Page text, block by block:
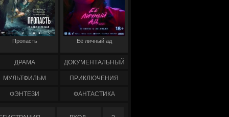
Пропасть Её личный ад
ДРАМА ДОКУМЕНТАЛЬНЫЙ
МУЛЬТФИЛЬМ ПРИКЛЮЧЕНИЯ
ФЭНТЕЗИ ФАНТАСТИКА